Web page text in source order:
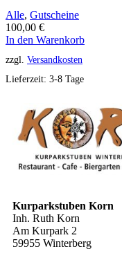
Alle, Gutscheine
100,00 €
In den Warenkorb
zzgl. Versandkosten
Lieferzeit: 3-8 Tage
Kurparkstuben Korn
Inh. Ruth Korn
Am Kurpark 2
59955 Winterberg